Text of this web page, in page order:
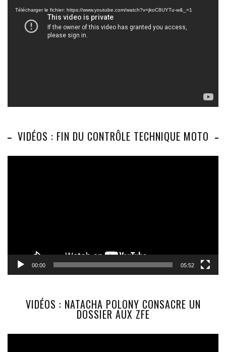
vidéo
Télécharger le fichier: https://www.youtube.com/watch?v=jkoC8UYTu-w&_=1
VIDÉOS : FIN DU CONTRÔLE TECHNIQUE MOTO
00:00 05:52
VIDÉOS : NATACHA POLONY CONSACRE UN
DOSSIER AUX ZFE